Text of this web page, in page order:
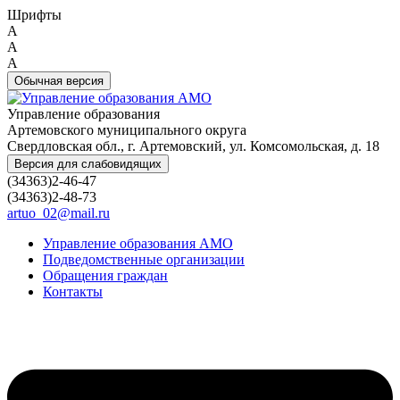
Шрифты
A
A
A
Обычная версия
Управление образования
Артемовского муниципального округа
Свердловская обл., г. Артемовский, ул. Комсомольская, д. 18
Версия для слабовидящих
(34363)2-46-47
(34363)2-48-73
artuo_02@mail.ru
Управление образования АМО
Подведомственные организации
Обращения граждан
Контакты